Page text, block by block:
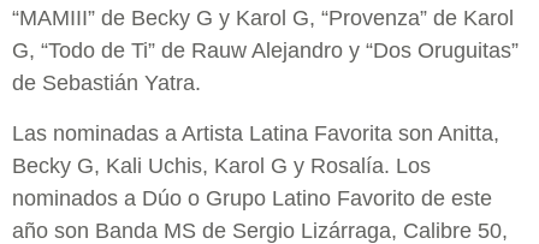
“MAMIII” de Becky G y Karol G, “Provenza” de Karol
G, “Todo de Ti” de Rauw Alejandro y “Dos Oruguitas”
de Sebastián Yatra.
Las nominadas a Artista Latina Favorita son Anitta,
Becky G, Kali Uchis, Karol G y Rosalía. Los
nominados a Dúo o Grupo Latino Favorito de este
año son Banda MS de Sergio Lizárraga, Calibre 50,